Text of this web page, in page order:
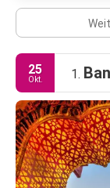
25
Okt. 1.